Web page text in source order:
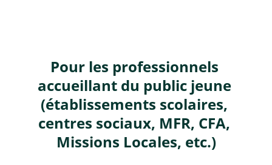
Pour les professionnels
accueillant du public jeune
(établissements scolaires,
centres sociaux, MFR, CFA,
Missions Locales, etc.)